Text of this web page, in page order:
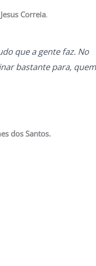
Correia.
que a gente faz. No
bastante para, quem
dos Santos.